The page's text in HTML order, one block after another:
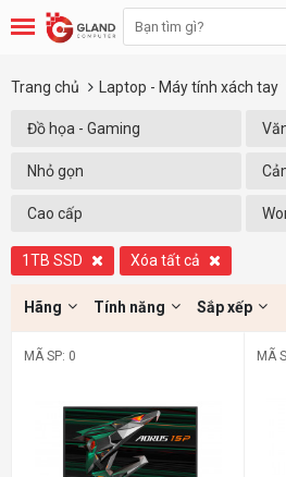
Trang chủ Laptop - Máy tính xách tay
Đồ họa - Gaming
Nhỏ gọn
Cao cấp
1TB SSD Xóa tất cả
Hãng Tính năng Sắp xếp
MÃ SP: 0 MÃ